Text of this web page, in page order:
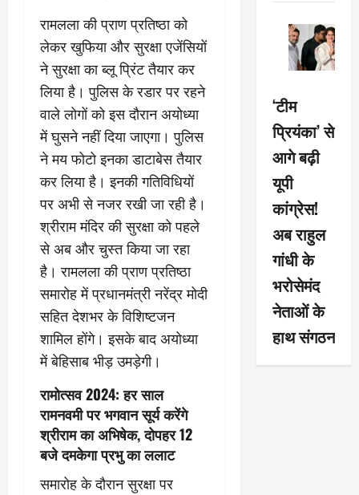
रामलला की प्राण प्रतिष्ठा को
लेकर खुफिया और सुरक्षा एजेंसियों
ने सुरक्षा का ब्लू प्रिंट तैयार कर
लिया है। पुलिस के रडार पर रहने
वाले लोगों को इस दौरान अयोध्या
में घुसने नहीं दिया जाएगा। पुलिस
ने मय फोटो इनका डाटाबेस तैयार
कर लिया है। इनकी गतिविधियों
पर अभी से नजर रखी जा रही है।
श्रीराम मंदिर की सुरक्षा को पहले
से अब और चुस्त किया जा रहा
है। रामलला की प्राण प्रतिष्ठा
समारोह में प्रधानमंत्री नरेंद्र मोदी
सहित देशभर के विशिष्टजन
शामिल होंगे। इसके बाद अयोध्या
में बेहिसाब भीड़ उमड़ेगी।
रामोत्सव 2024: हर साल
रामनवमी पर भगवान सूर्य करेंगे
श्रीराम का अभिषेक, दोपहर 12
बजे दमकेगा प्रभु का ललाट
समारोह के दौरान सुरक्षा पर
‘टीम
प्रियंका’ से
आगे बढ़ी
यूपी
कांग्रेस!
अब राहुल
गांधी के
भरोसेमंद
नेताओं के
हाथ संगठन